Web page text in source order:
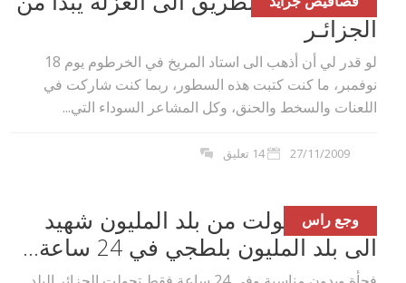
الجزائـر
لو قدر لي أن أذهب الى استاد المريخ في الخرطوم يوم 18
نوفمبر، ما كنت كتبت هذه السطور، ربما كنت شاركت في
اللعنات والسخط والحنق، وكل المشاعر السوداء التي...
27/11/2009 14 تعليق
وجع راس
الجزائر تحولت من بلد المليون شهيد
الى بلد المليون بلطجي في 24 ساعة...